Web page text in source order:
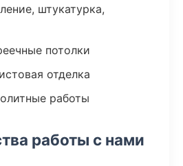
штукатурка,
потолки
отделка
работы
работы с нами